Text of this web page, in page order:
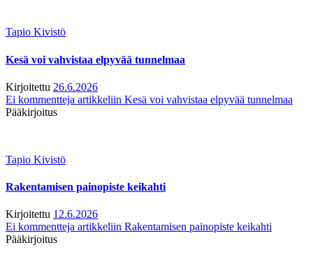
Tapio Kivistö
Kesä voi vahvistaa elpyvää tunnelmaa
Kirjoitettu 26.6.2026
Ei kommentteja artikkeliin Kesä voi vahvistaa elpyvää tunnelmaa
Pääkirjoitus
Tapio Kivistö
Rakentamisen painopiste keikahti
Kirjoitettu 12.6.2026
Ei kommentteja artikkeliin Rakentamisen painopiste keikahti
Pääkirjoitus